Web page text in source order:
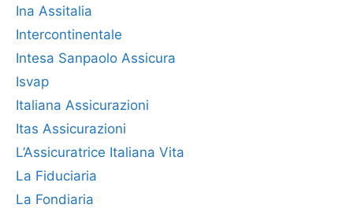
Ina Assitalia
Intercontinentale
Intesa Sanpaolo Assicura
Isvap
Italiana Assicurazioni
Itas Assicurazioni
L’Assicuratrice Italiana Vita
La Fiduciaria
La Fondiaria